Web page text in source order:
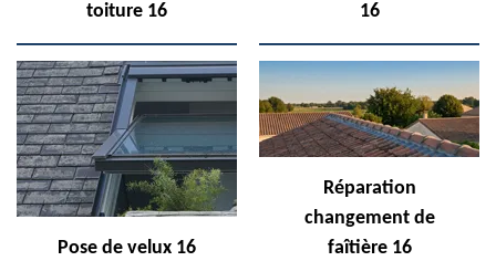
toiture 16
16
Pose de velux 16
Réparation
changement de
faîtière 16